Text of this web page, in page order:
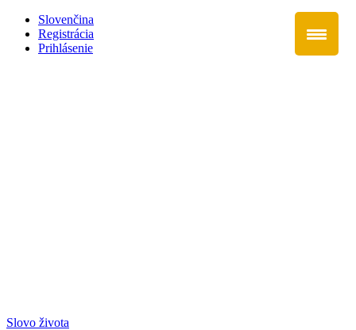
Slovenčina
Registrácia
Prihlásenie
Slovo života